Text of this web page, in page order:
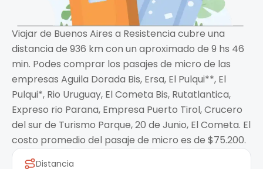
Viajar de Buenos Aires a Resistencia cubre una
distancia de 936 km con un aproximado de 9 hs 46
min. Podes comprar los pasajes de micro de las
empresas Aguila Dorada Bis, Ersa, El Pulqui**, El
Pulqui*, Rio Uruguay, El Cometa Bis, Rutatlantica,
Expreso rio Parana, Empresa Puerto Tirol, Crucero
del sur de Turismo Parque, 20 de Junio, El Cometa. El
costo promedio del pasaje de micro es de $75.200.
Distancia